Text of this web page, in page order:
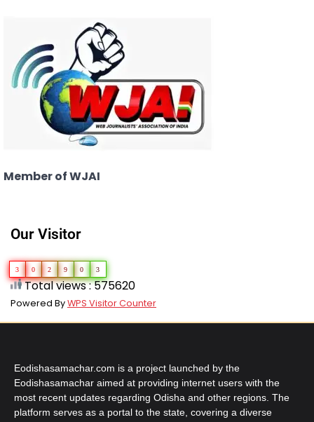
Member of WJAI
Our Visitor
3 0 2 9 0 3
Total views : 575620
Powered ByWPS Visitor Counter
Eodishasamachar.com is a project launched by the
Eodishasamachar aimed at providing internet users with the
most recent updates regarding Odisha and other regions. The
platform serves as a portal to the state, covering a diverse